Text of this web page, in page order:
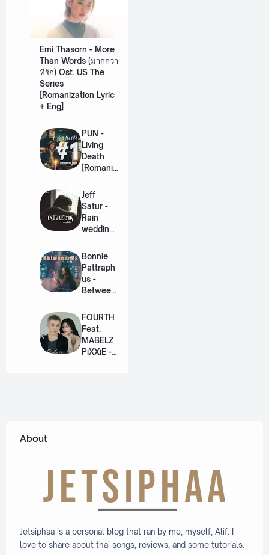
Emi Thasorn - More
Than Words (มากกว่า
ที่รัก) Ost. US The
Series
[Romanization Lyric
+ Eng]
PUN -
Living
Death
[Romaniz
Lyric +
Eng]
Jeff
Satur -
Rain
wedding
วิวาห์)
Ost. The
Paradise
of Thorns
Lyric +
Eng]
Bonnie
Pattraph
us -
Between
US The
Series
[Romaniz
ation
FOURTH
Feat.
MABELZ
PiXXiE -
About
Jetsiphaa is a personal blog that ran by me, myself, Alif. I
love to share about thai songs, reviews, and some tutorials.